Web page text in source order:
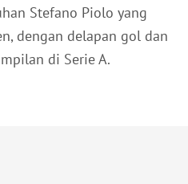
Stefano Piolo yang
dengan delapan gol dan
di Serie A.